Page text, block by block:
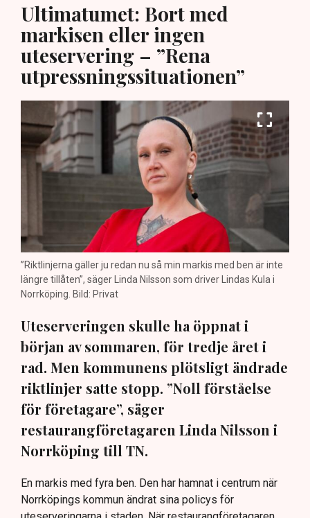
Ultimatumet: Bort med
markisen eller ingen
uteservering – ”Rena
utpressningssituationen”
”Riktlinjerna gäller ju redan nu så min markis med ben är inte
längre tillåten”, säger Linda Nilsson som driver Lindas Kula i
Norrköping. Bild: Privat
Uteserveringen skulle ha öppnat i
början av sommaren, för tredje året i
rad. Men kommunens plötsligt ändrade
riktlinjer satte stopp. ”Noll förståelse
för företagare”, säger
restaurangföretagaren Linda Nilsson i
Norrköping till TN.
En markis med fyra ben. Den har hamnat i centrum när
Norrköpings kommun ändrat sina policys för